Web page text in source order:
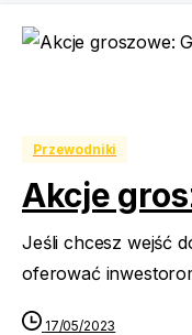
Przewodniki
Akcje
Jeśli chcesz wejść
oferować
17/05/2023